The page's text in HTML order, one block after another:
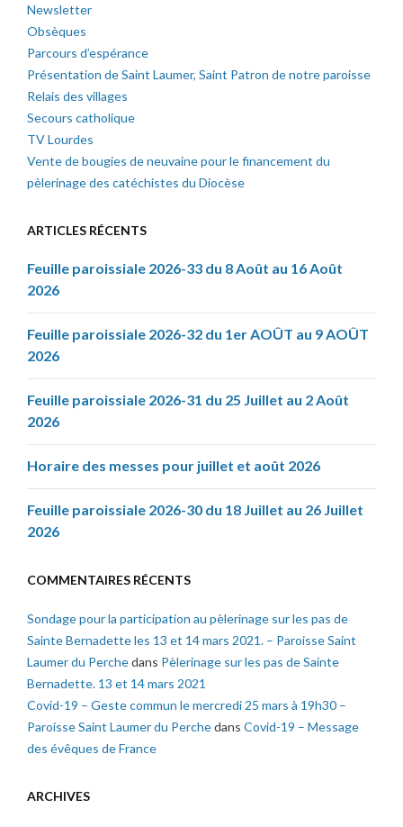
Newsletter
Obsèques
Parcours d’espérance
Présentation de Saint Laumer, Saint Patron de notre paroisse
Relais des villages
Secours catholique
TV Lourdes
Vente de bougies de neuvaine pour le financement du
pèlerinage des catéchistes du Diocèse
ARTICLES RÉCENTS
Feuille paroissiale 2026-33 du 8 Août au 16 Août
2026
Feuille paroissiale 2026-32 du 1er AOÛT au 9 AOÛT
2026
Feuille paroissiale 2026-31 du 25 Juillet au 2 Août
2026
Horaire des messes pour juillet et août 2026
Feuille paroissiale 2026-30 du 18 Juillet au 26 Juillet
2026
COMMENTAIRES RÉCENTS
Sondage pour la participation au pèlerinage sur les pas de
Sainte Bernadette les 13 et 14 mars 2021. – Paroisse Saint
Laumer du Perchedans Pèlerinage sur les pas de Sainte
Bernadette. 13 et 14 mars 2021
Covid-19 – Geste commun le mercredi 25 mars à 19h30 –
Paroisse Saint Laumer du Perchedans Covid-19 – Message
des évêques de France
ARCHIVES